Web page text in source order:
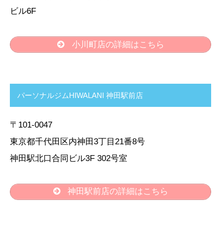
ビル6F
小川町店の詳細はこちら
パーソナルジムHIWALANI 神田駅前店
〒101-0047
東京都千代田区内神田3丁目21番8号
神田駅北口合同ビル3F 302号室
神田駅前店の詳細はこちら